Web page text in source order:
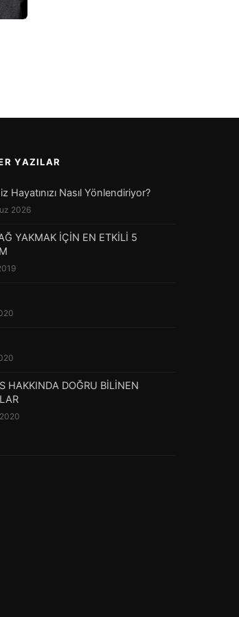
YAZILAR
Hayatınızı Nasıl Yönlendiriyor?
2026
YAKMAK İÇİN EN ETKİLİ 5
HAKKINDA DOĞRU BİLİNEN